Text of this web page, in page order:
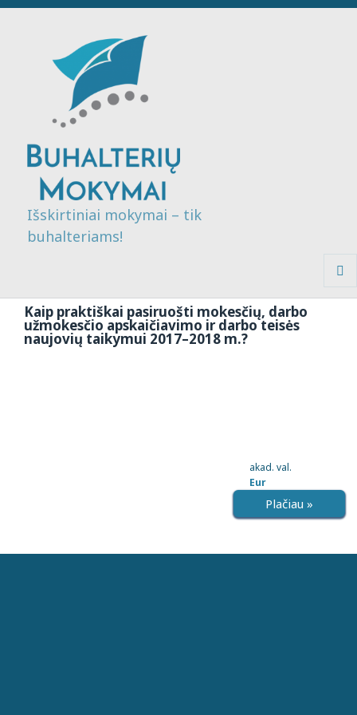
Išskirtiniai mokymai – tik
buhalteriams!
Kaip praktiškai pasiruošti mokesčių, darbo
užmokesčio apskaičiavimo ir darbo teisės
naujovių taikymui 2017–2018 m.?
akad. val.
Eur
Plačiau »